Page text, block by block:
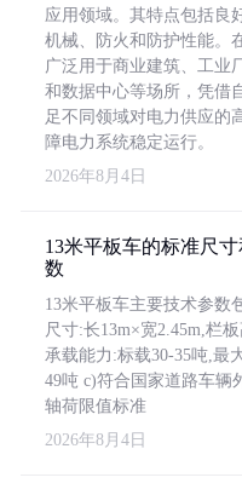
应用领域。其特点包括良
机械、防火和防护性能。
广泛用于商业建筑、工业
和数据中心等场所，凭借
足不同领域对电力供应的
障电力系统稳定运行。
2026年8月4日
13米平板车的标准尺
数
13米平板车主要技术参数
尺寸:长13m×宽2.45m,栏
承载能力:标载30-35吨,最
49吨 c)符合国家道路车辆
轴荷限值标准
2026年8月4日